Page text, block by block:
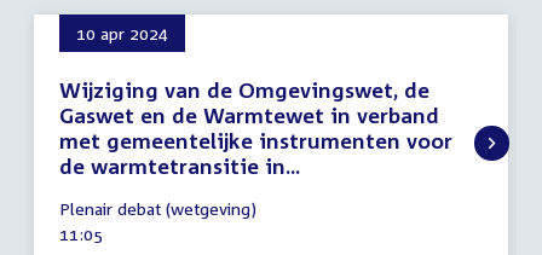
10 apr 2024
Wijziging van de Omgevingswet, de
Gaswet en de Warmtewet in verband
met gemeentelijke instrumenten voor
de warmtetransitie in...
april
2024
Plenair debat (wetgeving)
Tijd
11:05